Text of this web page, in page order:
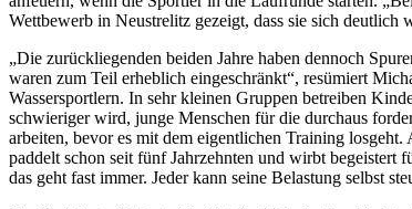
Wettbewerb in Neustrelitz gezeigt, dass sie sich deutlich
„Die zurückliegenden beiden Jahre haben dennoch
waren zum Teil erheblich eingeschränkt“, resümiert
Wassersportlern. In sehr kleinen Gruppen betreiben
schwieriger wird, junge Menschen für die durchaus
arbeiten, bevor es mit dem eigentlichen Training
paddelt schon seit fünf Jahrzehnten und wirbt begeistert
das geht fast immer. Jeder kann seine Belastung selbst